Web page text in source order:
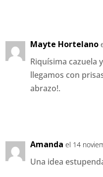
Mayte Hortelano
Riquísima cazuela
llegamos con
abrazo!.
Amanda el 14
Una idea